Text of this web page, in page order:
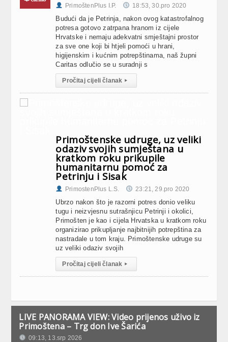
PrimoštenPlus I.P. 18:53, 30.pro 2020
Budući da je Petrinja, nakon ovog katastrofalnog
potresa gotovo zatrpana hranom iz cijele
Hrvatske i nemaju adekvatni smještajni prostor
za sve one koji bi htjeli pomoći u hrani,
higijenskim i kućnim potrepštinama, naš župni
Caritas odlučio se u suradnji s
Pročitaj cijeli članak ▸
Primoštenske udruge, uz veliki
odaziv svojih sumještana u
kratkom roku prikupile
humanitarnu pomoć za
Petrinju i Sisak
PrimostenPlus L.S. 23:21, 29.pro 2020
Ubrzo nakon što je razorni potres donio veliku
tugu i neizvjesnu sutrašnjicu Petrinji i okolici,
Primošten je kao i cijela Hrvatska u kratkom roku
organizirao prikupljanje najbitnijih potrepština za
nastradale u tom kraju. Primoštenske udruge su
uz veliki odaziv svojih
Pročitaj cijeli članak ▸
LIVE PANORAMA VIEW: Video prijenos uživo iz
Primoštena – Trg don Ive Šarića
09:13, 13.srp 2026